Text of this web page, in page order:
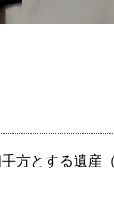
方とする遺産